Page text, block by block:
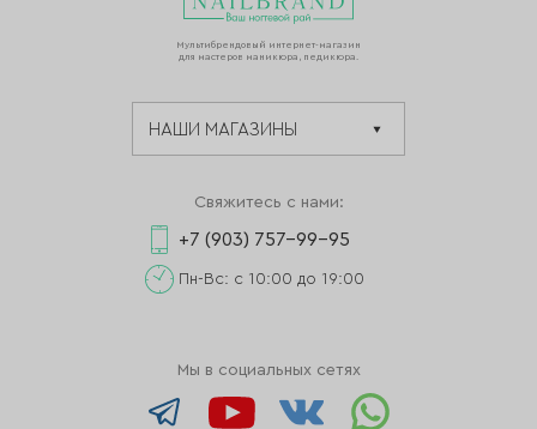
Мультибрендовый интернет-магазин
для мастеров маникюра, педикюра.
Свяжитесь с нами:
+7 (903) 757-99-95
Пн-Вс: с 10:00 до 19:00
Мы в социальных сетях